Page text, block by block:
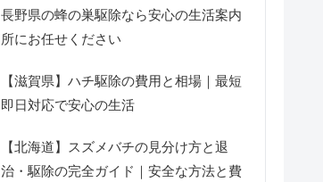
長野県の蜂の巣駆除なら安心の生活案内
所にお任せください
【滋賀県】ハチ駆除の費用と相場｜最短
即日対応で安心の生活
【北海道】スズメバチの見分け方と退
治・駆除の完全ガイド｜安全な方法と費